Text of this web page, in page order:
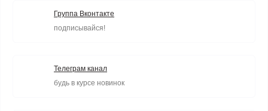
Группа Вконтакте
подписывайся!
Телеграм канал
будь в курсе новинок